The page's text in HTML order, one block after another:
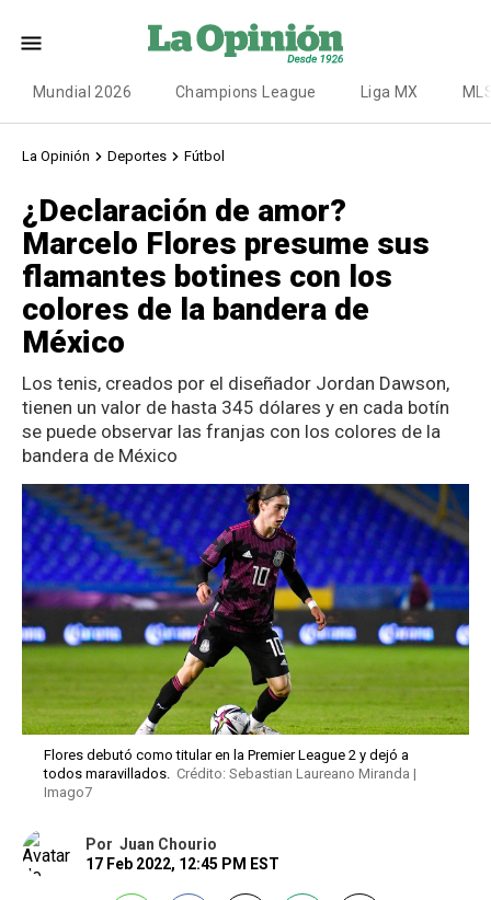
Mundial 2026 Champions League Liga MX
La Opinión Deportes Fútbol
¿Declaración de amor?
Marcelo Flores presume sus
flamantes botines con los
colores de la bandera de
México
Los tenis, creados por el diseñador Jordan Dawson,
tienen un valor de hasta 345 dólares y en cada botín
se puede observar las franjas con los colores de la
bandera de México
Flores debutó como titular en la Premier League 2 y dejó a
todos maravillados. Crédito: Sebastian Laureano Miranda |
Imago7
Por Juan Chourio
17 Feb 2022, 12:45 PM EST